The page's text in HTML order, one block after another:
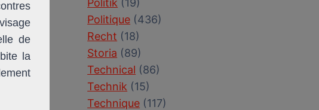
de
la
Politik (19)
Politique (436)
Recht (18)
Storia (89)
Technical (86)
Technik (15)
Technique (117)